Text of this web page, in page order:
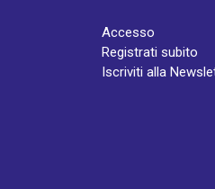
Accesso
Registrati subito
Iscriviti alla